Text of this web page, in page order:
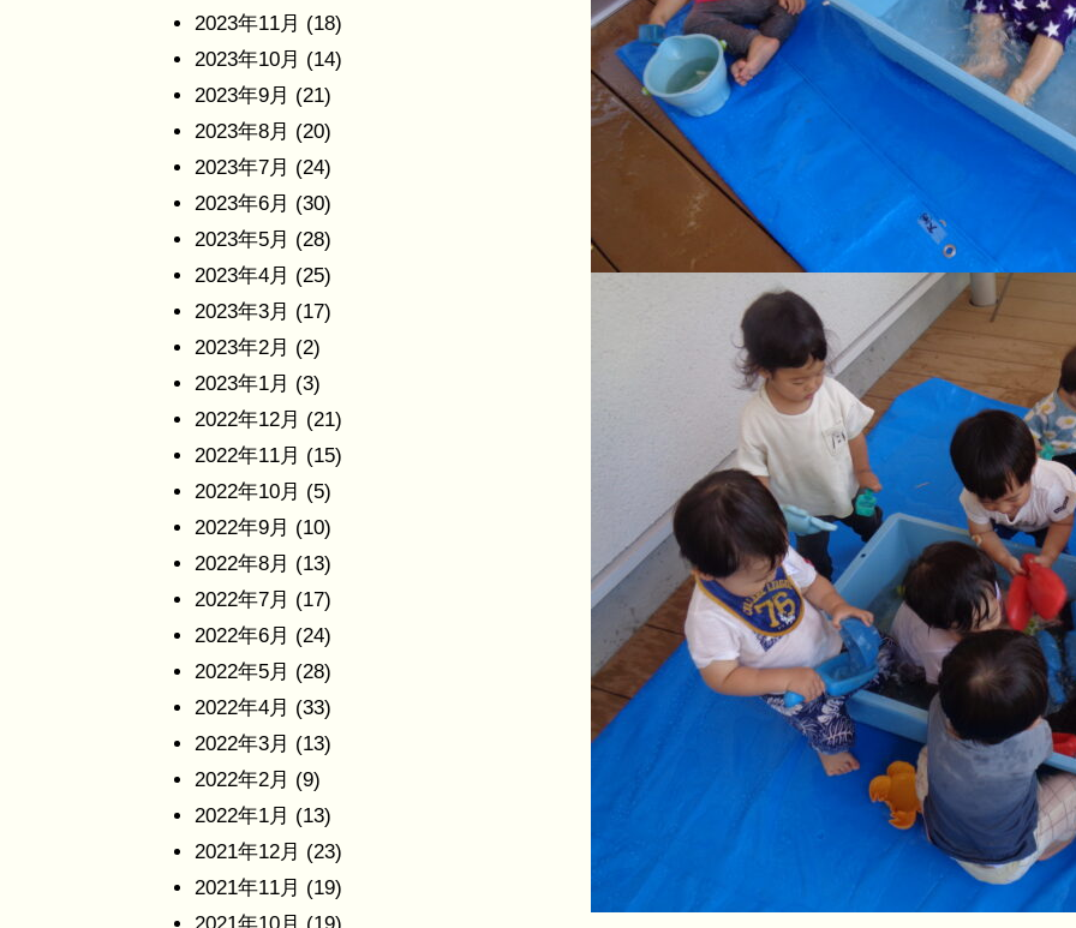
2023年11月 (18)
2023年10月 (14)
2023年9月 (21)
2023年8月 (20)
2023年7月 (24)
2023年6月 (30)
2023年5月 (28)
2023年4月 (25)
2023年3月 (17)
2023年2月 (2)
2023年1月 (3)
2022年12月 (21)
2022年11月 (15)
2022年10月 (5)
2022年9月 (10)
2022年8月 (13)
2022年7月 (17)
2022年6月 (24)
2022年5月 (28)
2022年4月 (33)
2022年3月 (13)
2022年2月 (9)
2022年1月 (13)
2021年12月 (23)
2021年11月 (19)